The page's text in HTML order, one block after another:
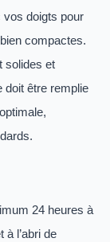
vos doigts pour
compactes.
solides et
doit être remplie
24 heures à
l’abri de